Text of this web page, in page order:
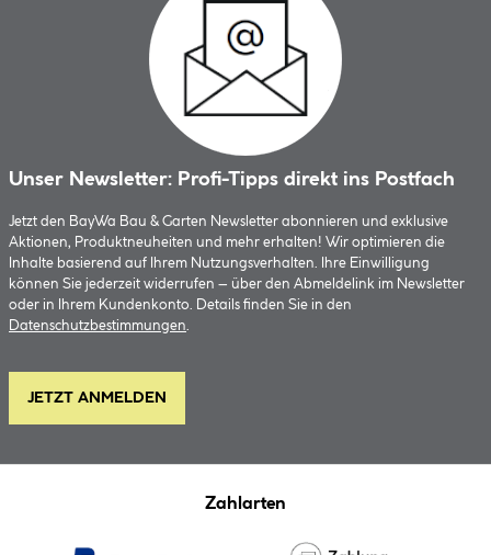
Unser Newsletter: Profi-Tipps direkt ins Postfach
Jetzt den BayWa Bau & Garten Newsletter abonnieren und exklusive
Aktionen, Produktneuheiten und mehr erhalten! Wir optimieren die
Inhalte basierend auf Ihrem Nutzungsverhalten. Ihre Einwilligung
können Sie jederzeit widerrufen – über den Abmeldelink im Newsletter
oder in Ihrem Kundenkonto. Details finden Sie in den
Datenschutzbestimmungen.
JETZT ANMELDEN
Zahlarten